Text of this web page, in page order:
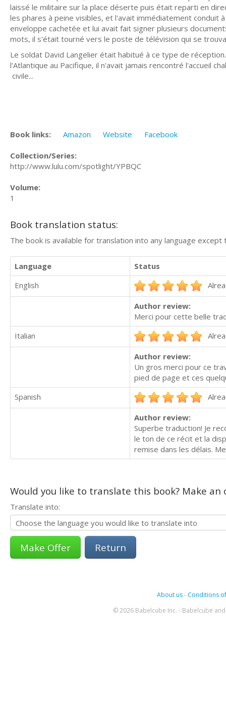
laissé le militaire sur la place déserte puis était reparti en
les phares à peine visibles, et l'avait immédiatement conduit
enveloppe cachetée et lui avait fait signer plusieurs
mots, il s'était tourné vers le poste de télévision qui se
Le soldat David Langelier était habitué à ce type de
l'Atlantique au Pacifique, il n'avait jamais rencontré
civile...
Book links: Amazon Website Facebook
Collection/Series:
http://www.lulu.com/spotlight/YPBQC
Volume:
1
Book translation status:
The book is available for translation into any language
Language
Status
English
Author review:
Merci pour cette belle
Italian
Author review:
Un gros merci pour ce
pied de page et ces
Spanish
Author review:
Superbe traduction! Je
le ton de ce récit et la
remise dans les délais.
Would you like to translate this book? Make
Translate into:
Return
About us- Conditions
© 2026 Babelcube Inc. - Babelcube